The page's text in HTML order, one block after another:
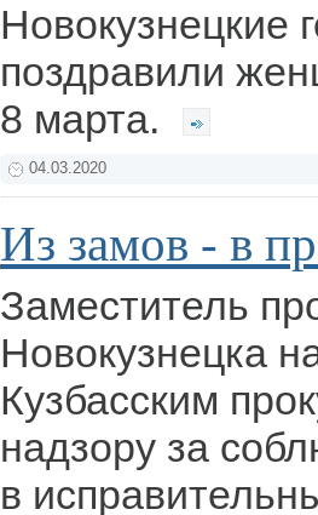
Новокузнецкие
поздравили
8 марта.
04.03.2020
Из замов - в
Заместитель
Новокузнецка
Кузбасским
надзору за
в